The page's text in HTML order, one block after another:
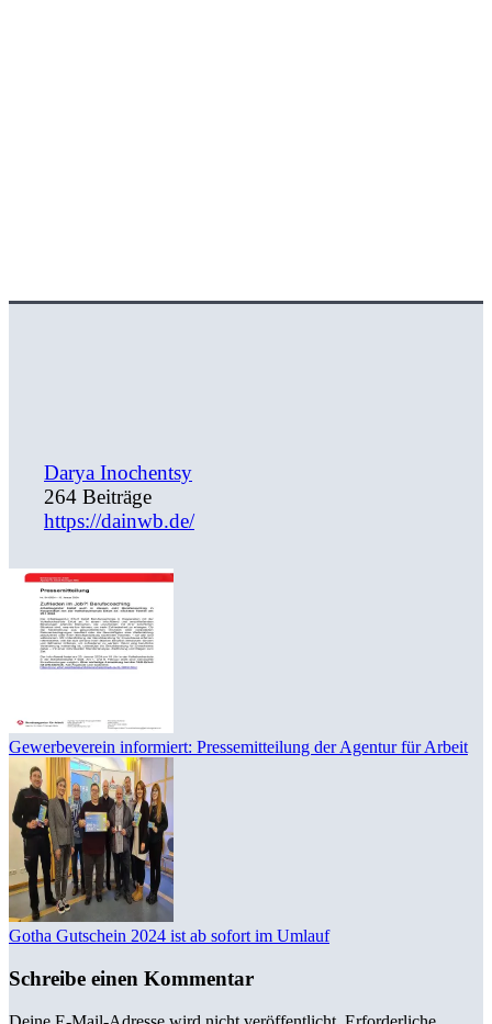
Darya Inochentsy
264 Beiträge
https://dainwb.de/
Gewerbeverein informiert: Pressemitteilung der Agentur für Arbeit
Gotha Gutschein 2024 ist ab sofort im Umlauf
Schreibe einen Kommentar